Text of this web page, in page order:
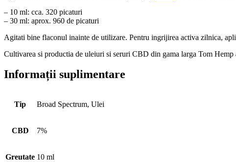
– 10 ml: cca. 320 picaturi
– 30 ml: aprox. 960 de picaturi
Agitati bine flaconul inainte de utilizare. Pentru ingrijirea activa zilnica,
Cultivarea si productia de uleiuri si seruri CBD din gama larga Tom
Informații suplimentare
Tip Broad Spectrum, Ulei
CBD 7%
Greutate 10 ml